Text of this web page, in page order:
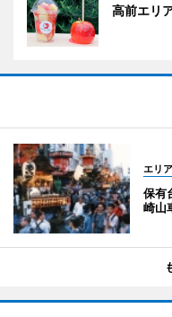
高前エリ
エリ
保有
崎山